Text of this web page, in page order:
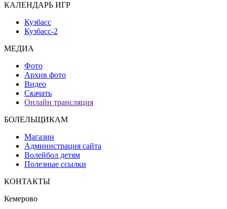
КАЛЕНДАРЬ ИГР
Кузбасс
Кузбасс-2
МЕДИА
Фото
Архив фото
Видео
Скачать
Онлайн трансляция
БОЛЕЛЬЩИКАМ
Магазин
Администрация сайта
Волейбол детям
Полезные ссылки
КОНТАКТЫ
Кемерово